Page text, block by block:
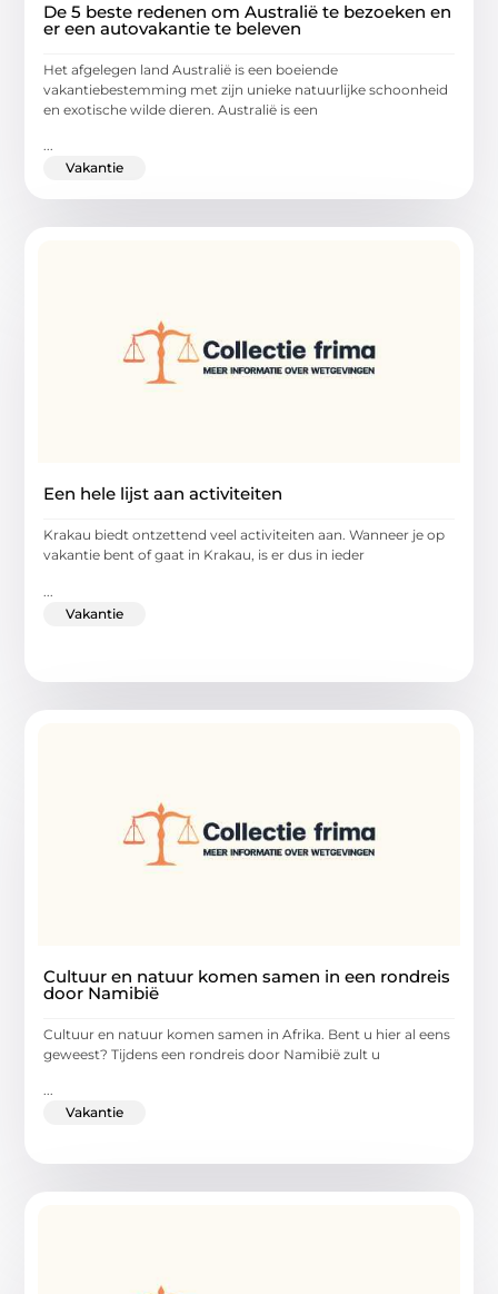
De 5 beste redenen om Australië te bezoeken en
er een autovakantie te beleven
Het afgelegen land Australië is een boeiende
vakantiebestemming met zijn unieke natuurlijke schoonheid
en exotische wilde dieren. Australië is een
...
Vakantie
Een hele lijst aan activiteiten
Krakau biedt ontzettend veel activiteiten aan. Wanneer je op
vakantie bent of gaat in Krakau, is er dus in ieder
Vakantie
Cultuur en natuur komen samen in een rondreis
door Namibië
Cultuur en natuur komen samen in Afrika. Bent u hier al eens
geweest? Tijdens een rondreis door Namibië zult u
...
Vakantie